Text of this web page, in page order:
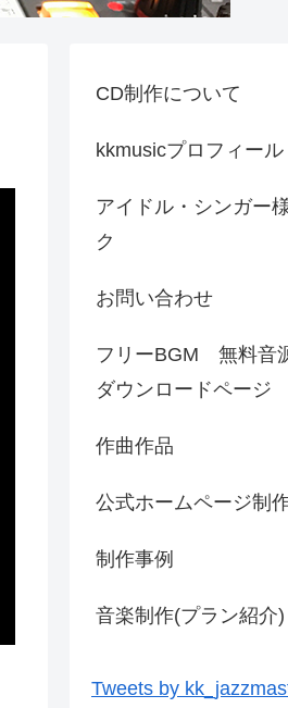
CD制作について
kkmusicプロフィール
アイドル・シンガー
ク
お問い合わせ
フリーBGM 無料
ダウンロードページ
作曲作品
公式ホームページ制
制作事例
音楽制作(プラン紹介)
Tweets by